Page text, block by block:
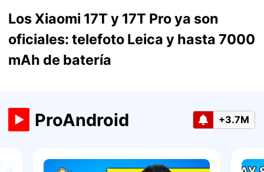
Los Xiaomi 17T y 17T Pro ya son
oficiales: telefoto Leica y hasta 7000
mAh de batería
ProAndroid +3.7M